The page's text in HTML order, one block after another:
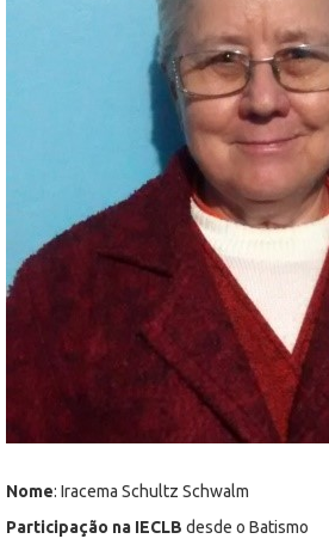
Nome: Iracema Schultz Schwalm
Participação na IECLB desde o Batismo